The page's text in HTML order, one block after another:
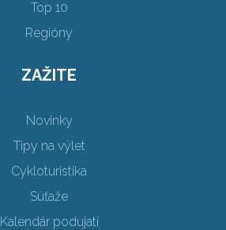
Top 10
Regióny
ZAŽITE
Novinky
Tipy na výlet
Cykloturistika
Súťaže
Kalendár podujatí